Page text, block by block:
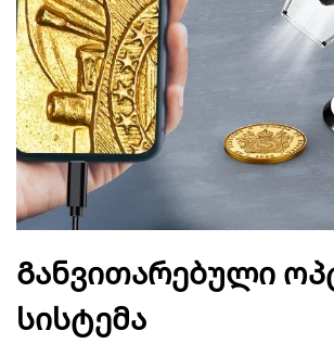
Განვითარებული
სისტემა